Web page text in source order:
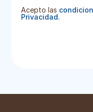
Acepto las
Privacidad.